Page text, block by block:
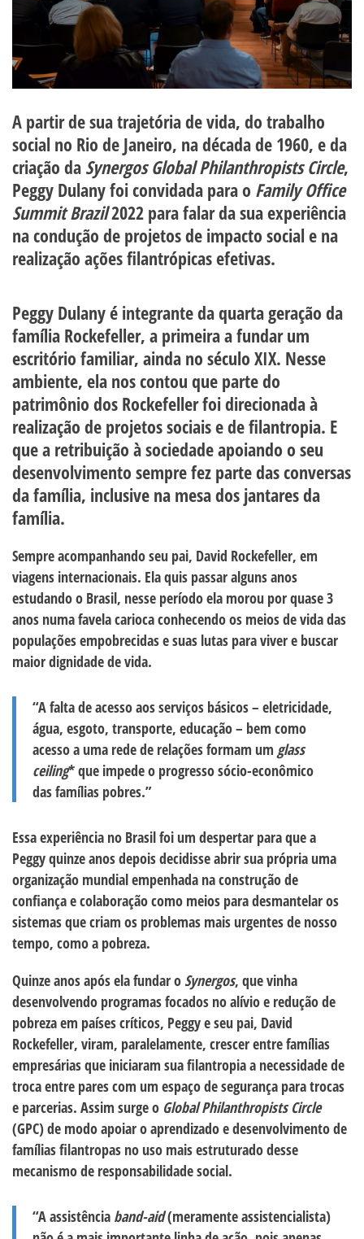
A partir de sua trajetória de vida, do trabalho
social no Rio de Janeiro, na década de 1960, e da
criação da Synergos Global Philanthropists Circle,
Peggy Dulany foi convidada para o Family Office
Summit Brazil2022 para falar da sua experiência
na condução de projetos de impacto social e na
realização ações filantrópicas efetivas.
Peggy Dulany é integrante da quarta geração da
família Rockefeller, a primeira a fundar um
escritório familiar, ainda no século XIX. Nesse
ambiente, ela nos contou que parte do
patrimônio dos Rockefeller foi direcionada à
realização de projetos sociais e de filantropia. E
que a retribuição à sociedade apoiando o seu
desenvolvimento sempre fez parte das conversas
da família, inclusive na mesa dos jantares da
família.
Sempre acompanhando seu pai, David Rockefeller, em
viagens internacionais. Ela quis passar alguns anos
estudando o Brasil, nesse período ela morou por quase 3
anos numa favela carioca conhecendo os meios de vida das
populações empobrecidas e suas lutas para viver e buscar
maior dignidade de vida.
“A falta de acesso aos serviços básicos – eletricidade,
água, esgoto, transporte, educação – bem como
acesso a uma rede de relações formam um glass
ceiling* que impede o progresso sócio-econômico
das famílias pobres.”
Essa experiência no Brasil foi um despertar para que a
Peggy quinze anos depois decidisse abrir sua própria uma
organização mundial empenhada na construção de
confiança e colaboração como meios para desmantelar os
sistemas que criam os problemas mais urgentes de nosso
tempo, como a pobreza.
Quinze anos após ela fundar oSynergos, que vinha
desenvolvendo programas focados no alívio e redução de
pobreza em países críticos, Peggy e seu pai, David
Rockefeller, viram, paralelamente, crescer entre famílias
empresárias que iniciaram sua filantropia a necessidade de
troca entre pares com um espaço de segurança para trocas
e parcerias. Assim surge o Global Philanthropists Circle
(GPC) de modo apoiar o aprendizado e desenvolvimento de
famílias filantropas no uso mais estruturado desse
mecanismo de responsabilidade social.
“A assistência band-aid(meramente assistencialista)